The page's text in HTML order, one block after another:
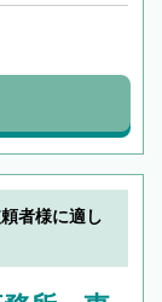
者様に適し